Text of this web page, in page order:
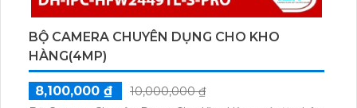
BỘ CAMERA CHUYÊN DỤNG CHO KHO
HÀNG(4MP)
8,100,000 ₫
10,000,000 ₫